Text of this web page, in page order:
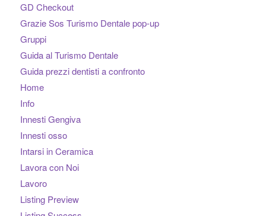
GD Checkout
Grazie Sos Turismo Dentale pop-up
Gruppi
Guida al Turismo Dentale
Guida prezzi dentisti a confronto
Home
Info
Innesti Gengiva
Innesti osso
Intarsi in Ceramica
Lavora con Noi
Lavoro
Listing Preview